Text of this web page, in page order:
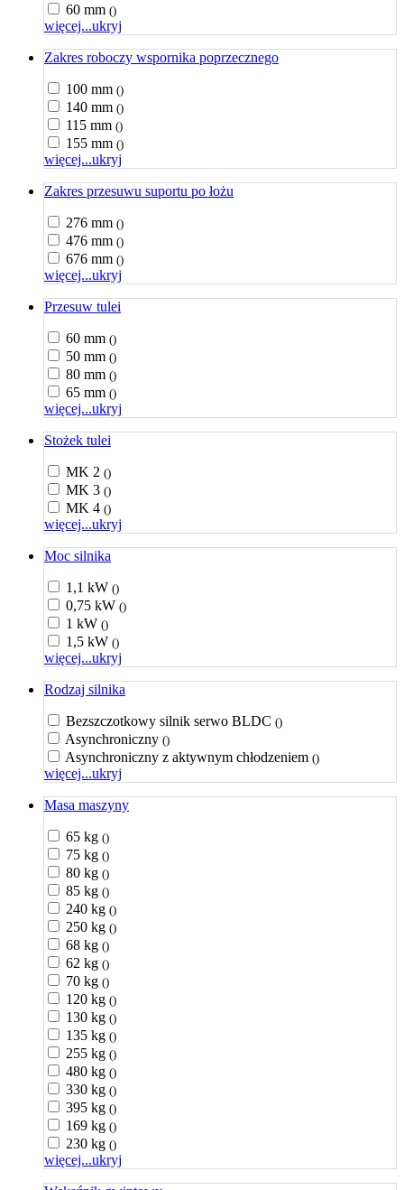
60 mm ()
więcej...ukryj
Zakres roboczy wspornika poprzecznego
100 mm ()
140 mm ()
115 mm ()
155 mm ()
więcej...ukryj
Zakres przesuwu suportu po łożu
276 mm ()
476 mm ()
676 mm ()
więcej...ukryj
Przesuw tulei
60 mm ()
50 mm ()
80 mm ()
65 mm ()
więcej...ukryj
Stożek tulei
MK 2 ()
MK 3 ()
MK 4 ()
więcej...ukryj
Moc silnika
1,1 kW ()
0,75 kW ()
1 kW ()
1,5 kW ()
więcej...ukryj
Rodzaj silnika
Bezszczotkowy silnik serwo BLDC ()
Asynchroniczny ()
Asynchroniczny z aktywnym chłodzeniem ()
więcej...ukryj
Masa maszyny
65 kg ()
75 kg ()
80 kg ()
85 kg ()
240 kg ()
250 kg ()
68 kg ()
62 kg ()
70 kg ()
120 kg ()
130 kg ()
135 kg ()
255 kg ()
480 kg ()
330 kg ()
395 kg ()
169 kg ()
230 kg ()
więcej...ukryj